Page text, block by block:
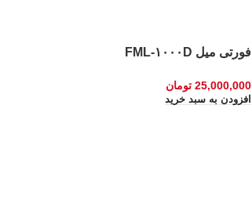
فورتی میل FML-۱۰۰۰D
25,000,000 تومان
افزودن به سبد خرید